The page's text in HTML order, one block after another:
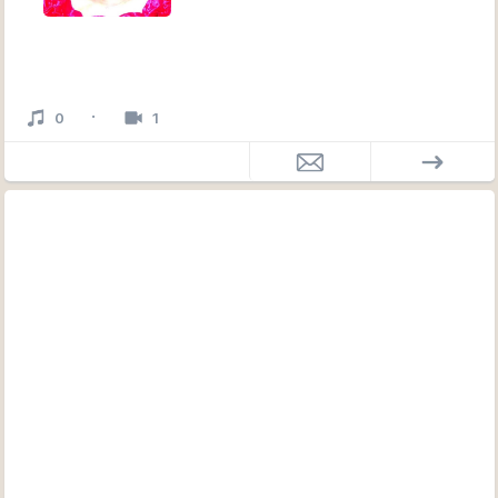
Comédienne et chanteuse professionnelle, Laurence
Flahault a une grande expérience de la scène et de
nombreux concerts à son actif, dans toute la France.
Elle travaille pour : la télévision (rôles dans de nombreux
téléfilms), le cinéma, le théâtre, l’opérette,
0 · 1